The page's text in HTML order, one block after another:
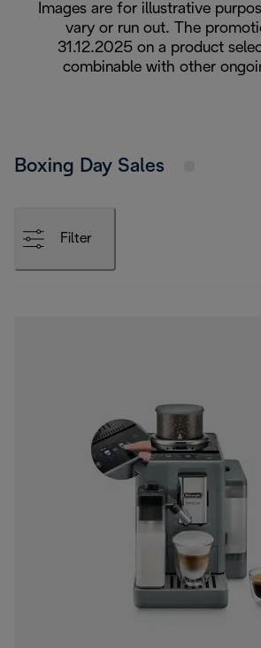
Images are for illustrative
vary or run out. The
31.12.2025 on a product
combinable with other
Boxing Day Sales
Filter